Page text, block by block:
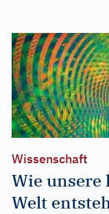
Wissenschaft
Wie unsere
Welt